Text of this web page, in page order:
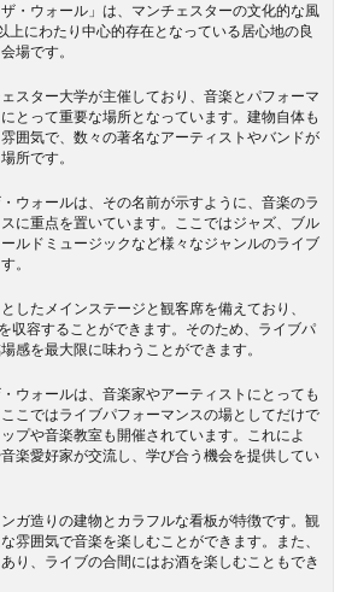
ザ・ウォール」は、マンチェスターの文化的な風
上にわたり中心的存在となっている居心地の良
場です。
スター大学が主催しており、音楽とパフォーマ
とって重要な場所となっています。建物自体も
囲気で、数々の著名なアーティストやバンドが
所です。
ウォールは、その名前が示すように、音楽のラ
に重点を置いています。ここではジャズ、ブル
ルドミュージックなど様々なジャンルのライブ
。
したメインステージと観客席を備えており、
収容することができます。そのため、ライブパ
感を最大限に味わうことができます。
ウォールは、音楽家やアーティストにとっても
こではライブパフォーマンスの場としてだけで
プや音楽教室も開催されています。これによ
楽愛好家が交流し、学び合う機会を提供してい
ガ造りの建物とカラフルな看板が特徴です。観
雰囲気で音楽を楽しむことができます。また、
り、ライブの合間にはお酒を楽しむこともでき